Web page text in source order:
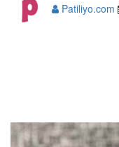
Patiliyo.com